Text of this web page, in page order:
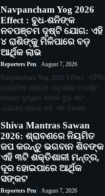
Navpancham Yog 2026
Effect : ବୁଧ-ଶନିଙ୍କ
ନବପଞ୍ଚମ ଦୃଷ୍ଟି ଯୋଗ: ଏହି
୪ ରାଶିଙ୍କୁ ମିଳିପାରେ ବଡ଼
ଆର୍ଥିକ ଲାଭ
Reporters Pen August 7, 2026
Navpancham Yog 2026 Effect :
ଜ୍ୟୋତିଷ ଶାସ୍ତ୍ର ଅନୁସାରେ ଅଗଷ୍ଟ
ମାସରେ ବୁଦ୍ଧିର କାରକ ବୁଧ ଏବଂ
ନ୍ୟାୟର କାରକ ଶନି ଏକ ବିଶେଷ…
Shiva Mantras Sawan
2026: ଶ୍ରାବଣରେ ନିୟମିତ
ଜପ କରନ୍ତୁ ଭଗବାନ ଶିବଙ୍କ
ଏହି ୩ଟି ଶକ୍ତିଶାଳୀ ମନ୍ତ୍ର,
ଦୂର ହୋଇପାରେ ଆର୍ଥିକ
ସଙ୍କଟ
Reporters Pen August 7, 2026